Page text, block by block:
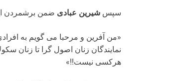
سپس شیرین عبادی ضمن برشمردن
«من آفرین و مرحبا می گویم به
نمایندگان زنان اصول گرا تا زنان
هرکسی نیست!!»